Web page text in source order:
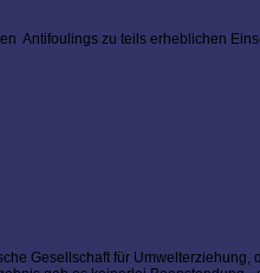
Antifoulings zu teils erheblichen
Gesellschaft für Umwelterziehung,